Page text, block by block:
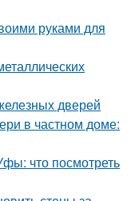
руками для
дверей
в частном доме:
что посмотреть